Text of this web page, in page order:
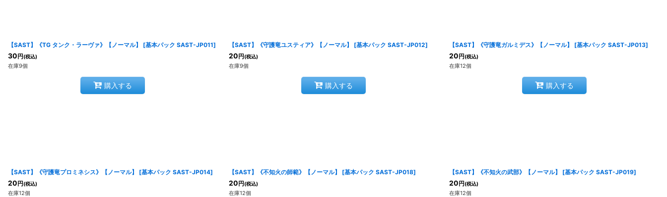
【SAST】《TG タンク・ラーヴァ》【ノーマル】 [基本パック SAST-JP011]
30 円 (税込)
在庫9個
購入する
【SAST】《守護竜ユスティア》【ノーマル】 [基本パック SAST-JP012]
20 円 (税込)
在庫9個
購入する
【SAST】《守護竜ガルミデス》【ノーマル】 [基本パック SAST-JP013]
20 円 (税込)
在庫12個
購入する
【SAST】《守護竜プロミネシス》【ノーマル】 [基本パック SAST-JP014]
20 円 (税込)
在庫12個
【SAST】《不知火の師範》【ノーマル】 [基本パック SAST-JP018]
20 円 (税込)
在庫12個
【SAST】《不知火の武部》【ノーマル】 [基本パック SAST-JP019]
20 円 (税込)
在庫12個